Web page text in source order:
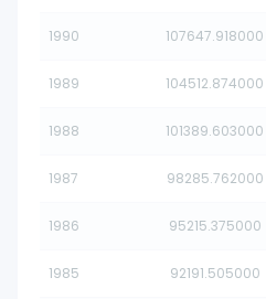
1990 107647.918000
1989 104512.874000
1988 101389.603000
1987 98285.762000
1986 95215.375000
1985 92191.505000